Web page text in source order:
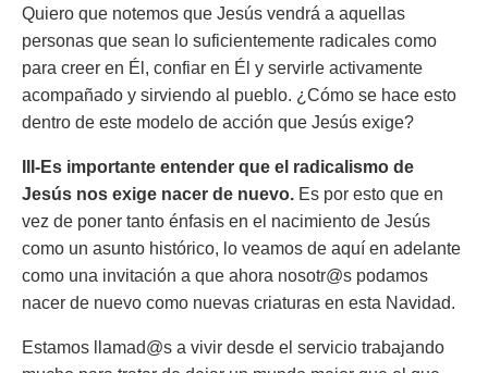
Quiero que notemos que Jesús vendrá a aquellas
personas que sean lo suficientemente radicales como
para creer en Él, confiar en Él y servirle activamente
acompañado y sirviendo al pueblo. ¿Cómo se hace esto
dentro de este modelo de acción que Jesús exige?
III-Es importante entender que el radicalismo de
Jesús nos exige nacer de nuevo. Es por esto que en
vez de poner tanto énfasis en el nacimiento de Jesús
como un asunto histórico, lo veamos de aquí en adelante
como una invitación a que ahora nosotr@s podamos
nacer de nuevo como nuevas criaturas en esta Navidad.
Estamos llamad@s a vivir desde el servicio trabajando